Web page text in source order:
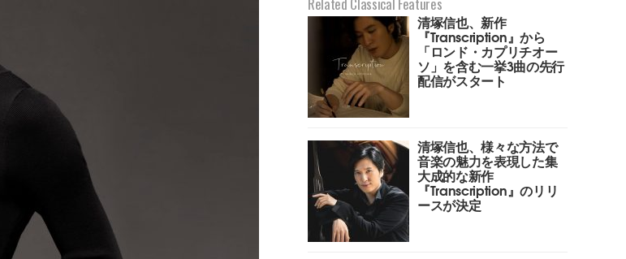
清塚信也、新作
『Transcription』から
「ロンド・カプリチオー
ソ」を含む一挙3曲の先行
配信がスタート
清塚信也、様々な方法で
音楽の魅力を表現した集
大成的な新作
『Transcription』のリリ
ースが決定